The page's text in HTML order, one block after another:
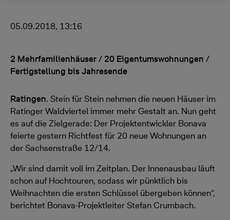
05.09.2018, 13:16
2 Mehrfamilienhäuser / 20 Eigentumswohnungen /
Fertigstellung bis Jahresende
Ratingen. Stein für Stein nehmen die neuen Häuser im
Ratinger Waldviertel immer mehr Gestalt an. Nun geht
es auf die Zielgerade: Der Projektentwickler Bonava
feierte gestern Richtfest für 20 neue Wohnungen an
der Sachsenstraße 12/14.
„Wir sind damit voll im Zeitplan. Der Innenausbau läuft
schon auf Hochtouren, sodass wir pünktlich bis
Weihnachten die ersten Schlüssel übergeben können“,
berichtet Bonava-Projektleiter Stefan Crumbach.